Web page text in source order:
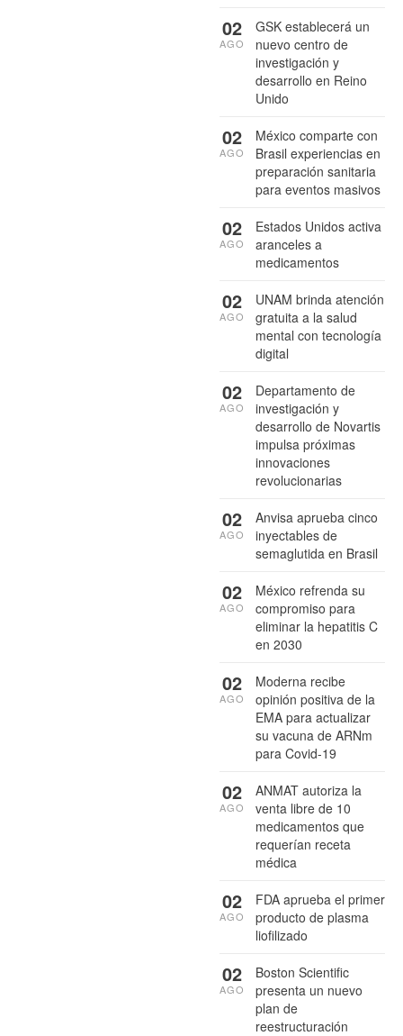
GSK establecerá un
nuevo centro de
investigación y
desarrollo en Reino
Unido
02
AGO
México comparte con
Brasil experiencias en
preparación sanitaria
para eventos masivos
02
AGO
Estados Unidos activa
aranceles a
medicamentos
02
AGO
UNAM brinda atención
gratuita a la salud
mental con tecnología
digital
02
AGO
Departamento de
investigación y
desarrollo de Novartis
impulsa próximas
innovaciones
revolucionarias
02
AGO
Anvisa aprueba cinco
inyectables de
semaglutida en Brasil
02
AGO
México refrenda su
compromiso para
eliminar la hepatitis C
en 2030
02
AGO
Moderna recibe
opinión positiva de la
EMA para actualizar
su vacuna de ARNm
para Covid-19
02
AGO
ANMAT autoriza la
venta libre de 10
medicamentos que
requerían receta
médica
02
AGO
FDA aprueba el primer
producto de plasma
liofilizado
02
AGO
Boston Scientific
presenta un nuevo
plan de
reestructuración
02
AGO